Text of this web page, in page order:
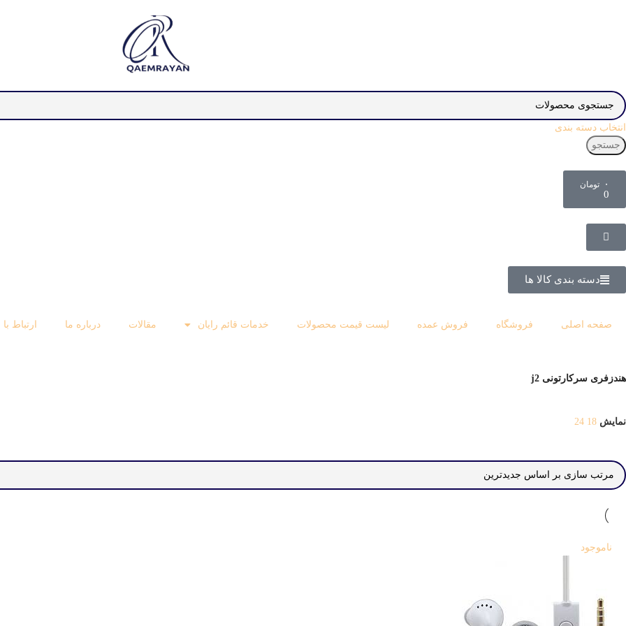
انتخاب دسته بندی
جستجو
۰ تومان
0
دسته بندی کالا ها
صفحه اصلی فروشگاه فروش عمده لیست قیمت محصولات خدمات قائم رایان مقالات درباره ما ارتباط با
هندزفری سرکارتونی j2
نمایش 18
24
ناموجود